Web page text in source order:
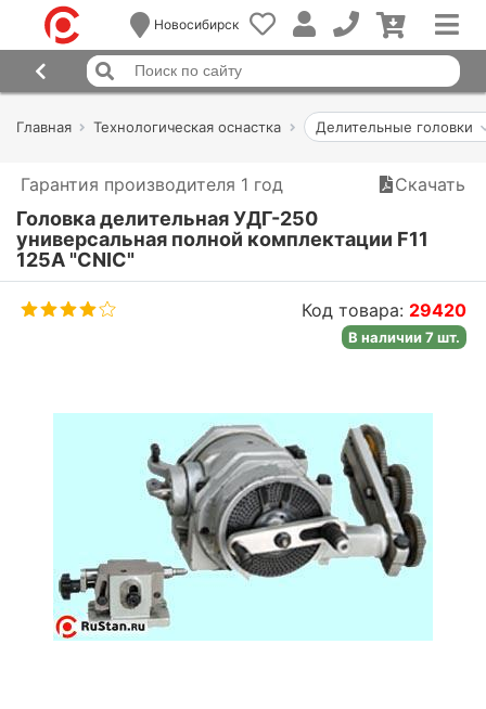
Новосибирск
Главная Технологическая оснастка Делительные головки
Гарантия производителя 1 год Скачать
Головка делительная УДГ-250
универсальная полной комплектации F11
125А "CNIC"
Код товара: 29420
В наличии 7 шт.